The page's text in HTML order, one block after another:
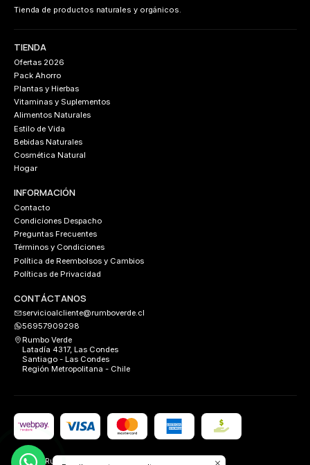
Tienda de productos naturales y orgánicos.
TIENDA
Ofertas 2026
Pack Ahorro
Plantas y Hierbas
Vitaminas y Suplementos
Alimentos Naturales
Estilo de Vida
Bebidas Naturales
Cosmética Natural
Hogar
INFORMACIÓN
Contacto
Condiciones Despacho
Preguntas Frecuentes
Términos y Condiciones
Política de Reembolsos y Cambios
Políticas de Privacidad
CONTÁCTANOS
servicioalcliente@rumboverde.cl
56957909298
Rumbo Verde
Latadía 4317, Las Condes
Santiago - Las Condes
Región Metropolitana - Chile
2026 Rumbo Verde.